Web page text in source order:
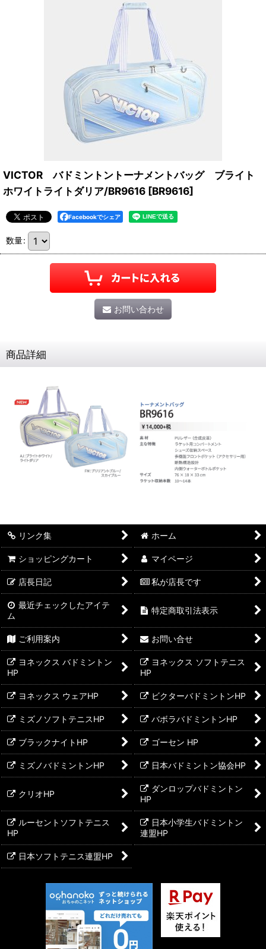
VICTOR バドミントントーナメントバッグ ブライト
ホワイトライトダリア/BR9616 [BR9616]
Facebookでシェア
数量:
お問い合わせ
商品詳細
リンク集 ホーム
ショッピングカート マイページ
店長日記 私が店長です
最近チェックしたアイテ
ム
特定商取引法表示
ご利用案内 お問い合せ
ヨネックス バドミントン
HP
ヨネックス ソフトテニス
HP
ヨネックス ウェアHP ビクターバドミントンHP
ミズノソフトテニスHP バボラバドミントンHP
ブラックナイトHP ゴーセン HP
ミズノバドミントンHP 日本バドミントン協会HP
クリオHP
ダンロップバドミントン
HP
ルーセントソフトテニス
HP
日本小学生バドミントン
連盟HP
日本ソフトテニス連盟HP